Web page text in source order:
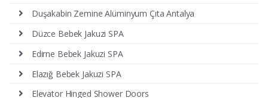
Duşakabin Zemine Alüminyum Çıta Antalya
Düzce Bebek Jakuzi SPA
Edirne Bebek Jakuzi SPA
Elazığ Bebek Jakuzi SPA
Elevator Hinged Shower Doors